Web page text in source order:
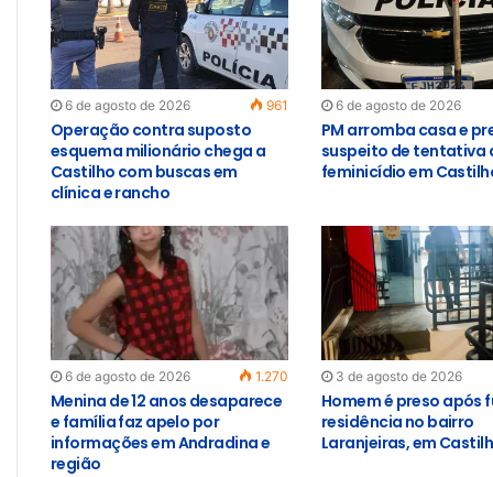
6 de agosto de 2026 961
Operação contra suposto
esquema milionário chega a
Castilho com buscas em
clínica e rancho
6 de agosto de 2026
PM arromba casa e
suspeito de tentativa
feminicídio em
6 de agosto de 2026 1.270
Menina de 12 anos desaparece
e família faz apelo por
informações em Andradina e
região
3 de agosto de 2026
Homem é preso após
residência no bairro
Laranjeiras, em